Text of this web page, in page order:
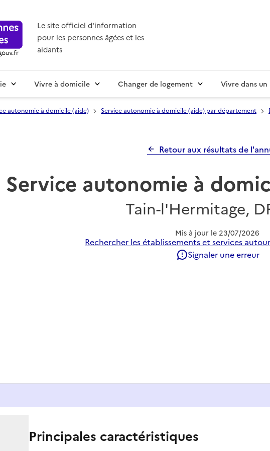
Le site officiel d'information
pour les personnes âgées et les
aidants
Vivre à domicile Changer de logement Vivre dans un
autonomie à domicile (aide) Service autonomie à domicile (aide) par département
Retour aux résultats de
Service autonomie à
Tain-l'Hermitage,
Mis à jour le 23/07/2026
Rechercher les établissements et services
Signaler une erreur
Principales caractéristiques